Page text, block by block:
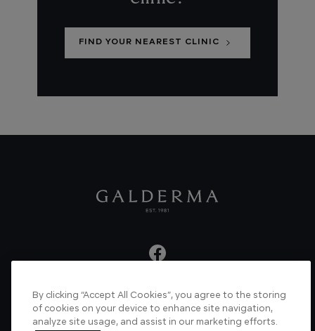
FIND YOUR NEAREST CLINIC
About us Articles News Videos
Verified Certificate Contact us
By clicking “Accept All Cookies”, you agree to the storing
of cookies on your device to enhance site navigation,
analyze site usage, and assist in our marketing efforts.